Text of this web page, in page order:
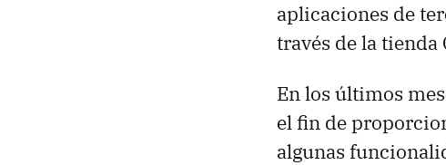
aplicaciones de
través de la tienda
En los últimos
el fin de
algunas